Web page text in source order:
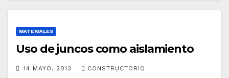
MATERIALES
Uso de juncos como aislamiento
14 MAYO, 2013 CONSTRUCTORIO